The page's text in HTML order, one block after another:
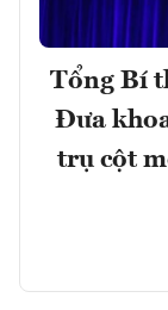
Tổng Bí
Đưa
trụ cột